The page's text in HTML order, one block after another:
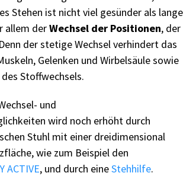
Stehen ist nicht viel gesünder als
allem derWechsel der Positionen, der
der stetige Wechsel verhindert das
Gelenken und Wirbelsäule sowie
Stoffwechsels.
und
wird noch erhöht durch
Stuhl mit einer dreidimensional
wie zum Beispiel den
ACTIVE, und durch eineStehhilfe.